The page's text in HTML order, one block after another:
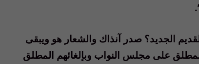
الجديد؟ صدر آنذاك والشعار هو ويبقى
المطلق على مجلس النواب وبإلغائهم المطلق